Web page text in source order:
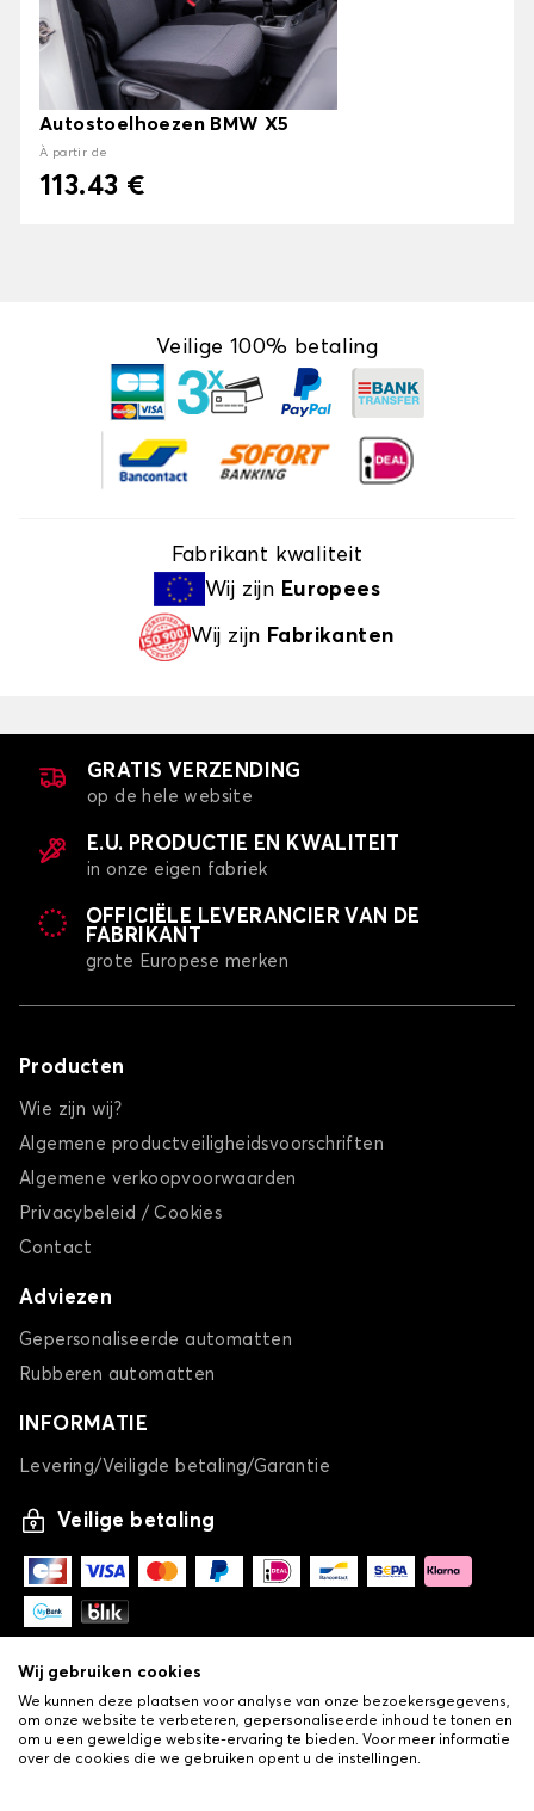
Autostoelhoezen BMW X5
À partir de
113.43 €
Veilige 100% betaling
Fabrikant kwaliteit
Wij zijn Europees
Wij zijn Fabrikanten
GRATIS VERZENDING
op de hele website
E.U. PRODUCTIE EN KWALITEIT
in onze eigen fabriek
OFFICIËLE LEVERANCIER VAN DE
FABRIKANT
grote Europese merken
Producten
Wie zijn wij?
Algemene productveiligheidsvoorschriften
Algemene verkoopvoorwaarden
Privacybeleid / Cookies
Contact
Adviezen
Gepersonaliseerde automatten
Rubberen automatten
INFORMATIE
Levering/Veiligde betaling/Garantie
Veilige betaling
Wij gebruiken cookies
We kunnen deze plaatsen voor analyse van onze bezoekersgegevens,
om onze website te verbeteren, gepersonaliseerde inhoud te tonen en
om u een geweldige website-ervaring te bieden. Voor meer informatie
over de cookies die we gebruiken opent u de instellingen.